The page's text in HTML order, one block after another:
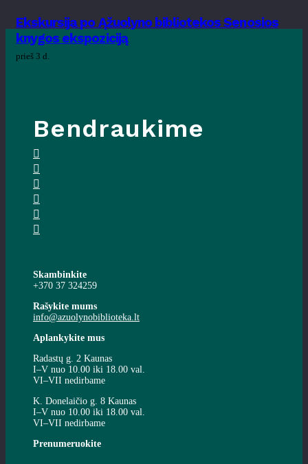
Ekskursija po Ąžuolyno bibliotekos Senosios
knygos ekspoziciją
prieš 3 d.
Bendraukime
Skambinkite
+370 37 324259
Rašykite mums
info@azuolynobiblioteka.lt
Aplankykite mus
Radastų g. 2 Kaunas
I–V nuo 10.00 iki 18.00 val.
VI–VII nedirbame
K. Donelaičio g. 8 Kaunas
I–V nuo 10.00 iki 18.00 val.
VI–VII nedirbame
Prenumeruokite